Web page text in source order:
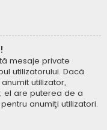
mesaje private
utilizatorului. Dacă
utilizator,
el are puterea de a
anumiţi utilizatori.